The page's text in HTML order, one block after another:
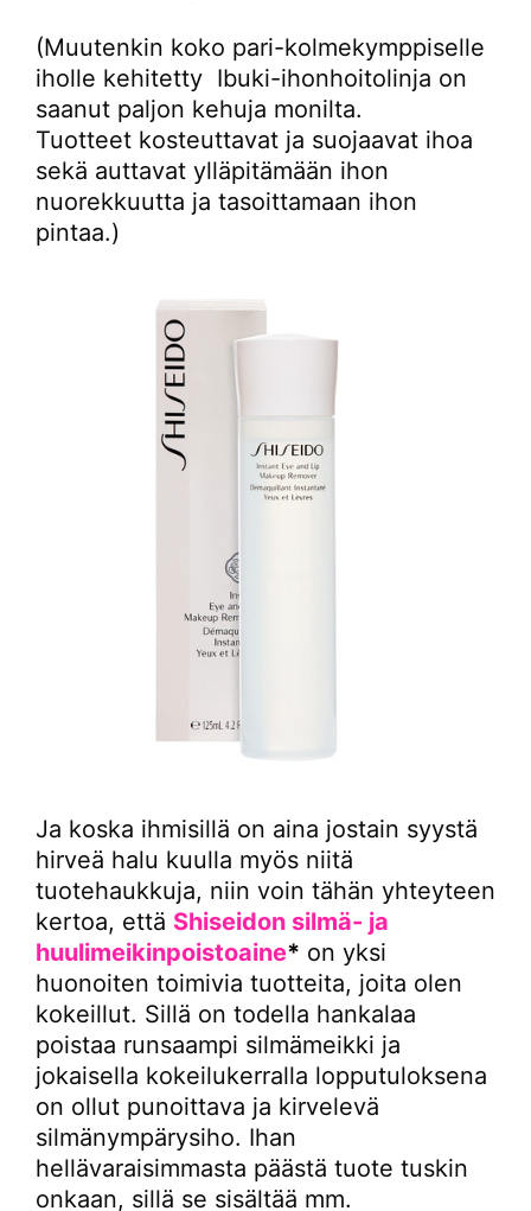
(Muutenkin koko pari-kolmekymppiselle
iholle kehitetty Ibuki-ihonhoitolinja on
saanut paljon kehuja monilta.
Tuotteet kosteuttavat ja suojaavat ihoa
sekä auttavat ylläpitämään ihon
nuorekkuutta ja tasoittamaan ihon
pintaa.)
Ja koska ihmisillä on aina jostain syystä
hirveä halu kuulla myös niitä
tuotehaukkuja, niin voin tähän yhteyteen
kertoa, että Shiseidon silmä- ja
huulimeikinpoistoaine* on yksi
huonoiten toimivia tuotteita, joita olen
kokeillut. Sillä on todella hankalaa
poistaa runsaampi silmämeikki ja
jokaisella kokeilukerralla lopputuloksena
on ollut punoittava ja kirvelevä
silmänympärysiho. Ihan
hellävaraisimmasta päästä tuote tuskin
onkaan, sillä se sisältää mm.